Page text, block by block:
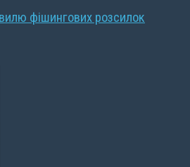
фішингових розсилок